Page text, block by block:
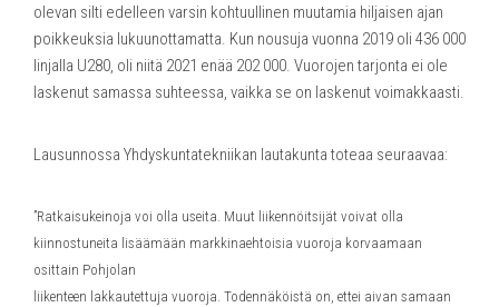
olevan silti edelleen varsin kohtuullinen muutamia hiljaisen ajan
poikkeuksia lukuunottamatta. Kun nousuja vuonna 2019 oli 436 000
linjalla U280, oli niitä 2021 enää 202 000. Vuorojen tarjonta ei ole
laskenut samassa suhteessa, vaikka se on laskenut voimakkaasti.
Lausunnossa Yhdyskuntatekniikan lautakunta toteaa seuraavaa:
”Ratkaisukeinoja voi olla useita. Muut liikennöitsijät voivat olla
kiinnostuneita lisäämään markkinaehtoisia vuoroja korvaamaan
osittain Pohjolan
liikenteen lakkautettuja vuoroja. Todennäköistä on, ettei aivan samaan